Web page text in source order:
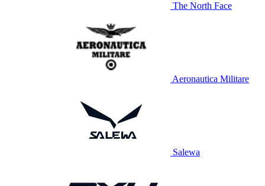
The North Face
Aeronautica Militare
Salewa